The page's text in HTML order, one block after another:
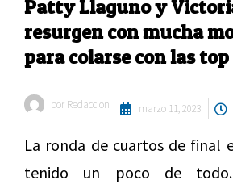
Patty Llaguno y
resurgen con mucha
para colarse con las
por Redaccion marzo 11, 2023
La ronda de cuartos de final
tenido un poco de